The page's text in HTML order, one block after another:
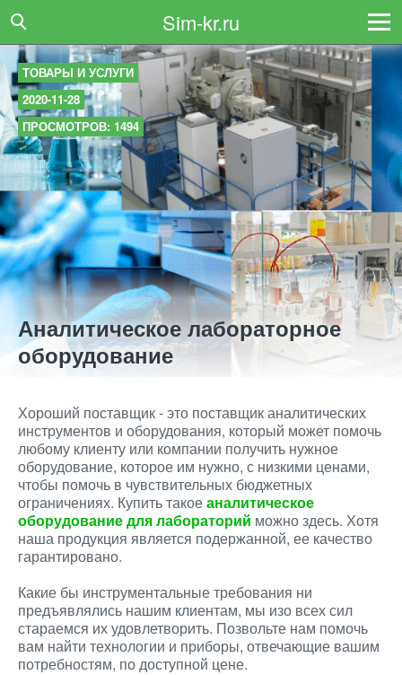
Sim-kr.ru
ТОВАРЫ И УСЛУГИ
2020-11-28
ПРОСМОТРОВ: 1494
Аналитическое лабораторное
оборудование
Хороший поставщик - это поставщик аналитических
инструментов и оборудования, который может помочь
любому клиенту или компании получить нужное
оборудование, которое им нужно, с низкими ценами,
чтобы помочь в чувствительных бюджетных
ограничениях. Купить такоеаналитическое
оборудование для лабораторий можно здесь. Хотя
наша продукция является подержанной, ее качество
гарантировано.
Какие бы инструментальные требования ни
предъявлялись нашим клиентам, мы изо всех сил
стараемся их удовлетворить. Позвольте нам помочь
вам найти технологии и приборы, отвечающие вашим
потребностям, по доступной цене.